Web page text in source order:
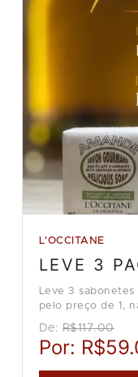
L'OCCITANE
LEVE 3
Leve 3
pelo preço de 1,
De: R$117.00
Por: